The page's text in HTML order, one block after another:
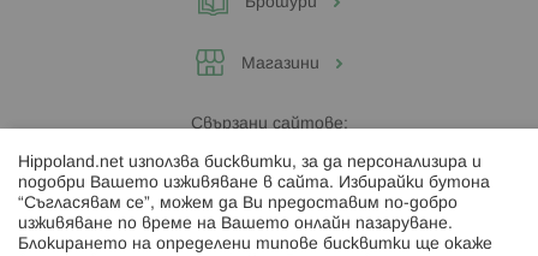
Магазини
Свързани сайтове:
Hippoland.ro
Последвайте ни:
Hippoland.net използва бисквитки, за да персонализира и
подобри Вашето изживяване в сайта. Избирайки бутона
“Съгласявам се”, можем да Ви предоставим по-добро
изживяване по време на Вашето онлайн пазаруване.
Блокирането на определени типове бисквитки ще окаже